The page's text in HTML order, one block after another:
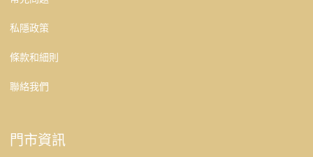
私隱政策
條款和細則
聯絡我們
門市資訊